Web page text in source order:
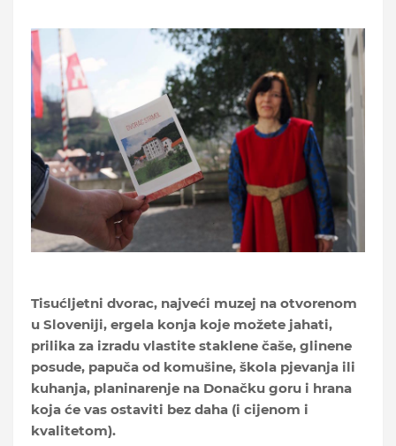
Tisućljetni dvorac, najveći muzej na otvorenom
u Sloveniji, ergela konja koje možete jahati,
prilika za izradu vlastite staklene čaše, glinene
posude, papuča od komušine, škola pjevanja ili
kuhanja, planinarenje na Donačku goru i hrana
koja će vas ostaviti bez daha (i cijenom i
kvalitetom).